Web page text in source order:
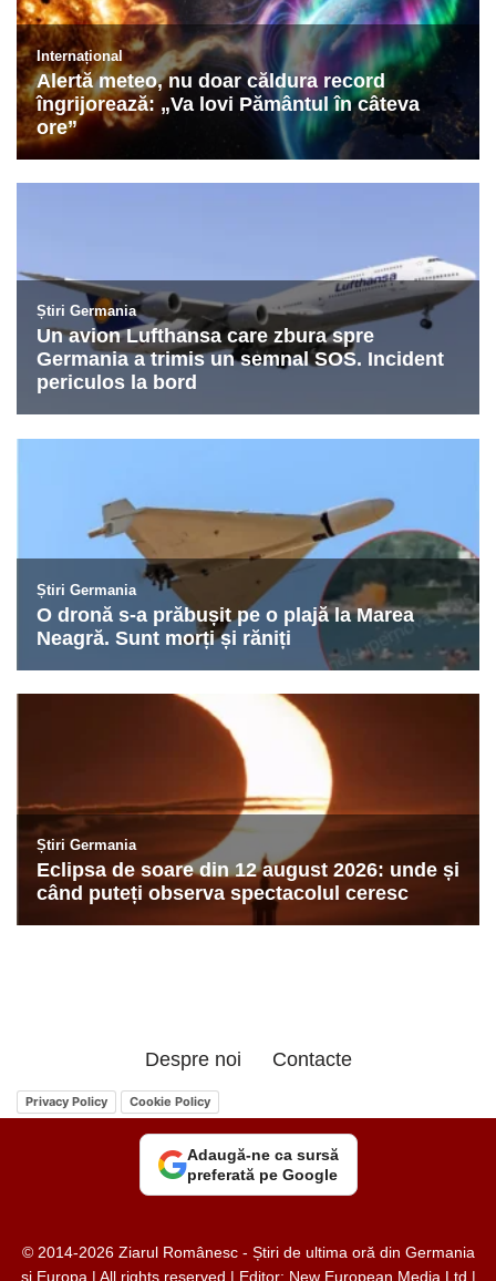
Despre noi Contacte
Privacy Policy Cookie Policy
Adaugă-ne ca sursă
preferată pe Google
© 2014-2026 Ziarul Românesc - Știri de ultima oră din Germania
și Europa | All rights reserved | Editor: New European Media Ltd |